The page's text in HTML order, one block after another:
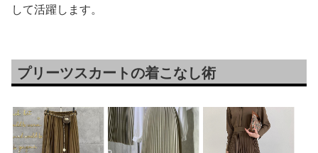
して活躍します。
プリーツスカートの着こなし術